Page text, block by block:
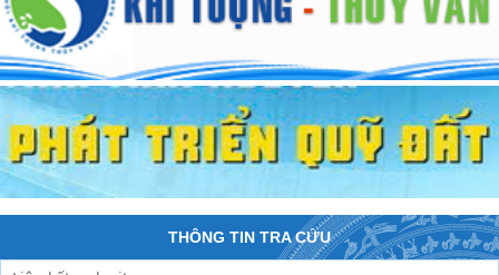
THÔNG TIN TRA CỨU